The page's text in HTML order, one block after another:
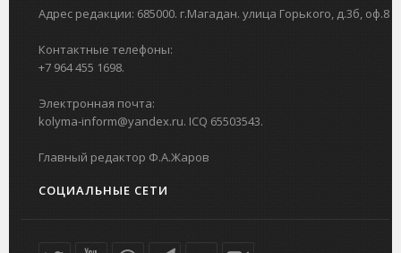
Адрес редакции: 685000. г.Магадан. улица Горького, д.3б, оф.8
Контактные телефоны:
+7 964 455 1698.
Электронная почта:
kolyma-inform@yandex.ru. ICQ 65503543.
Главный редактор Ф.А.Жаров
СОЦИАЛЬНЫЕ СЕТИ